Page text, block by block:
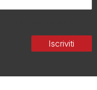
Iscriviti